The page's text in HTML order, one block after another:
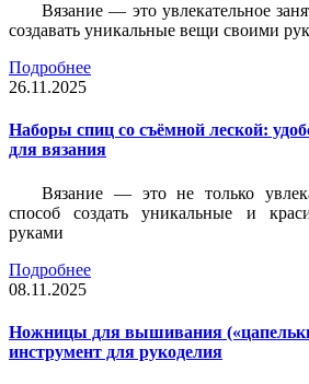
Вязание — это увлекательное
создавать уникальные вещи своими
Подробнее
26.11.2025
Наборы спиц со съёмной леской:
для вязания
Вязание — это не только
способ создать уникальные и
руками
Подробнее
08.11.2025
Ножницы для вышивания
инструмент для рукоделия